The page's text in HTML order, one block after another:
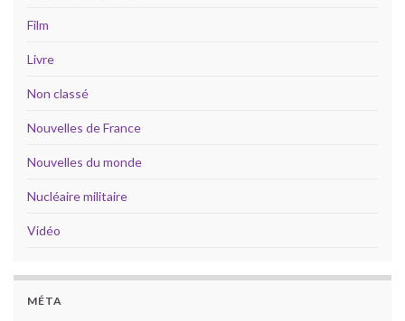
Film
Livre
Non classé
Nouvelles de France
Nouvelles du monde
Nucléaire militaire
Vidéo
MÉTA